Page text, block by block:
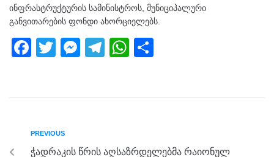
ინფრასტრუქტურის სამინისტროს, მუნიციპალური
განვითარების ფონდი ახორციელებს.
F
b
o
T
M
g
T
m
W
p
PREVIOUS
ჭადრაკის წრის აღსაზრდელებმა რაიონულ